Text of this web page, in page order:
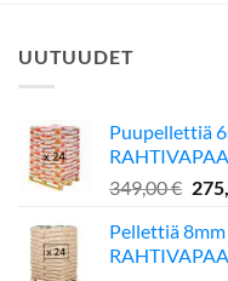
UUTUUDET
Puupellettiä
349,00€
oli:
Pellettiä